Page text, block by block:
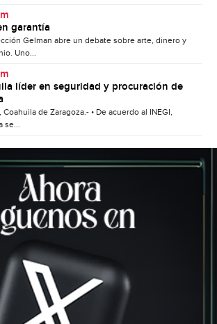
garantía
Gelman abre un debate sobre arte, dinero y
Uno...
líder en seguridad y procuración de
Coahuila de Zaragoza.- • De acuerdo al INEGI,
se...